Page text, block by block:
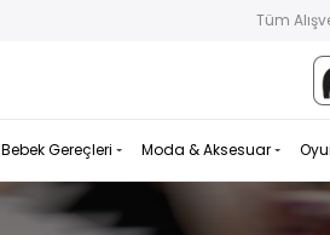
Tüm
Bebek Gereçleri Moda & Aksesuar